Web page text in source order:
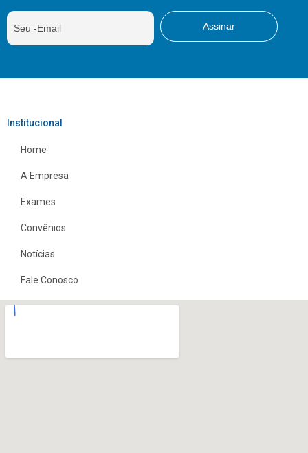
Institucional
Home
A Empresa
Exames
Convênios
Notícias
Fale Conosco